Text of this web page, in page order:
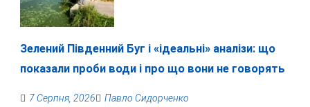
Зелений Південний Буг і «ідеальні» аналізи: що
показали проби води і про що вони не говорять
7 Серпня, 2026 Павло Сидорченко